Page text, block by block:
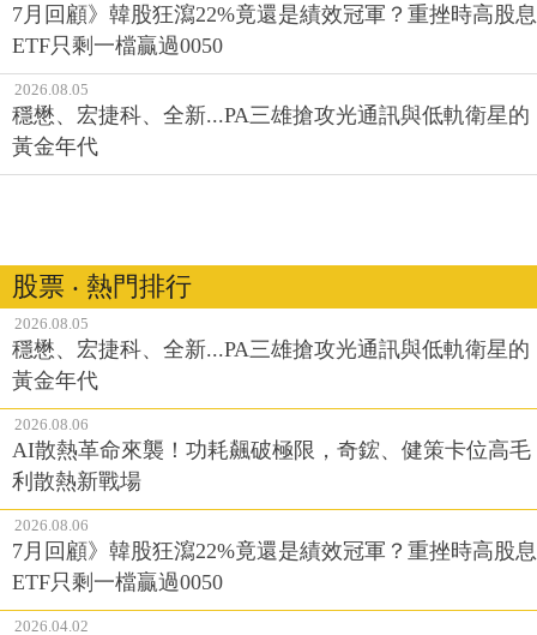
7月回顧》韓股狂瀉22%竟還是績效冠軍？重挫時高股息
ETF只剩一檔贏過0050
2026.08.05
穩懋、宏捷科、全新...PA三雄搶攻光通訊與低軌衛星的
黃金年代
股票 ‧ 熱門排行
2026.08.05
穩懋、宏捷科、全新...PA三雄搶攻光通訊與低軌衛星的
黃金年代
2026.08.06
AI散熱革命來襲！功耗飆破極限，奇鋐、健策卡位高毛
利散熱新戰場
2026.08.06
7月回顧》韓股狂瀉22%竟還是績效冠軍？重挫時高股息
ETF只剩一檔贏過0050
2026.04.02